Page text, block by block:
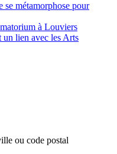
se métamorphose pour
à Louviers
un lien avec les Arts
ou code postal